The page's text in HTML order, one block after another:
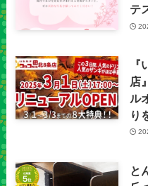
テ
店
ル
り
と